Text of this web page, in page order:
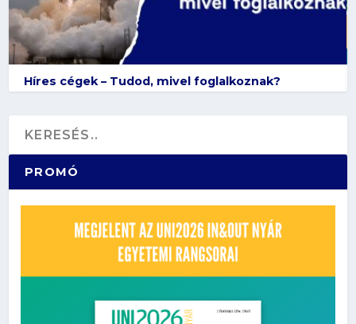
Híres cégek – Tudod, mivel foglalkoznak?
PROMÓ